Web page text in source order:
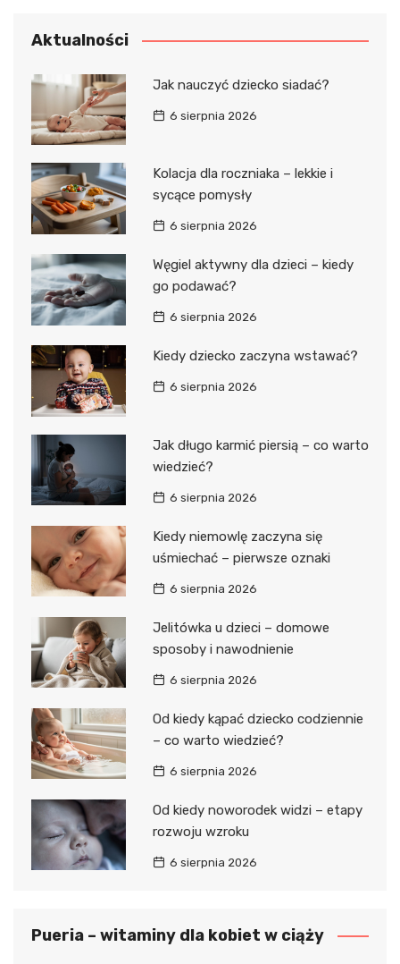
Aktualności
Jak nauczyć dziecko siadać?
6 sierpnia 2026
Kolacja dla roczniaka – lekkie i
sycące pomysły
6 sierpnia 2026
Węgiel aktywny dla dzieci – kiedy
go podawać?
6 sierpnia 2026
Kiedy dziecko zaczyna wstawać?
6 sierpnia 2026
Jak długo karmić piersią – co warto
wiedzieć?
6 sierpnia 2026
Kiedy niemowlę zaczyna się
uśmiechać – pierwsze oznaki
6 sierpnia 2026
Jelitówka u dzieci – domowe
sposoby i nawodnienie
6 sierpnia 2026
Od kiedy kąpać dziecko codziennie
– co warto wiedzieć?
6 sierpnia 2026
Od kiedy noworodek widzi – etapy
rozwoju wzroku
6 sierpnia 2026
Pueria – witaminy dla kobiet w ciąży